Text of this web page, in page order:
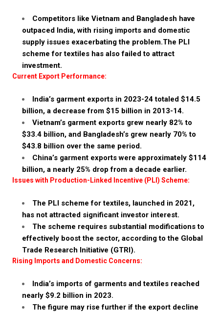
Competitors like Vietnam and Bangladesh have
outpaced India, with rising imports and domestic
supply issues exacerbating the problem.The PLI
scheme for textiles has also failed to attract
investment.
Current Export Performance:
India’s garment exports in 2023-24 totaled $14.5
billion, a decrease from $15 billion in 2013-14.
Vietnam’s garment exports grew nearly 82% to
$33.4 billion, and Bangladesh’s grew nearly 70% to
$43.8 billion over the same period.
China’s garment exports were approximately $114
billion, a nearly 25% drop from a decade earlier.
Issues with Production-Linked Incentive (PLI) Scheme:
The PLI scheme for textiles, launched in 2021,
has not attracted significant investor interest.
The scheme requires substantial modifications to
effectively boost the sector, according to the Global
Trade Research Initiative (GTRI).
Rising Imports and Domestic Concerns:
India’s imports of garments and textiles reached
nearly $9.2 billion in 2023.
The figure may rise further if the export decline